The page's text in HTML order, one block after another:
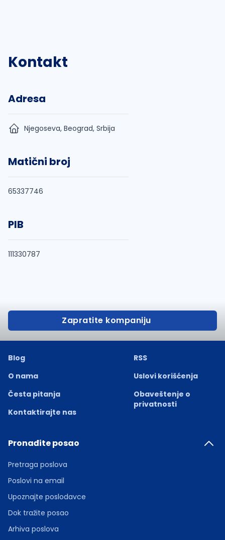
Kontakt
Adresa
Njegoseva, Beograd, Srbija
Matični broj
65337746
PIB
111330787
Zapratite kompaniju
Blog
O nama
Česta pitanja
Kontaktirajte nas
RSS
Uslovi korišćenja
Obaveštenje o
privatnosti
Pronađite posao
Pretraga poslova
Poslovi na email
Upoznajte poslodavce
Dok tražite posao
Arhiva poslova